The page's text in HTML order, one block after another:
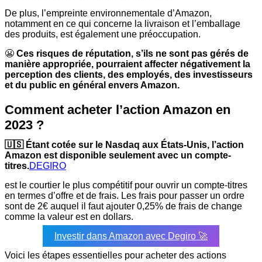
De plus, l’empreinte environnementale d’Amazon,
notamment en ce qui concerne la livraison et l’emballage
des produits, est également une préoccupation.
😬 Ces risques de réputation, s’ils ne sont pas gérés de
manière appropriée, pourraient affecter négativement la
perception des clients, des employés, des investisseurs
et du public en général envers Amazon.
Comment acheter l’action Amazon en
2023 ?
🇺🇸 Étant cotée sur le Nasdaq aux États-Unis, l’action
Amazon est disponible seulement avec un compte-
titres.DEGIRO
est le courtier le plus compétitif pour ouvrir un compte-titres
en termes d’offre et de frais. Les frais pour passer un ordre
sont de 2€ auquel il faut ajouter 0,25% de frais de change
comme la valeur est en dollars.
Investir dans Amazon avec Degiro 🚀
Voici les étapes essentielles pour acheter des actions